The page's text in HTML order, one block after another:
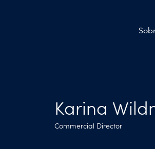
Karina
Commercial Director